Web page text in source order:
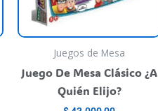
Juegos de Mesa
Juego De Mesa Clásico ¿A
Quién Elijo?